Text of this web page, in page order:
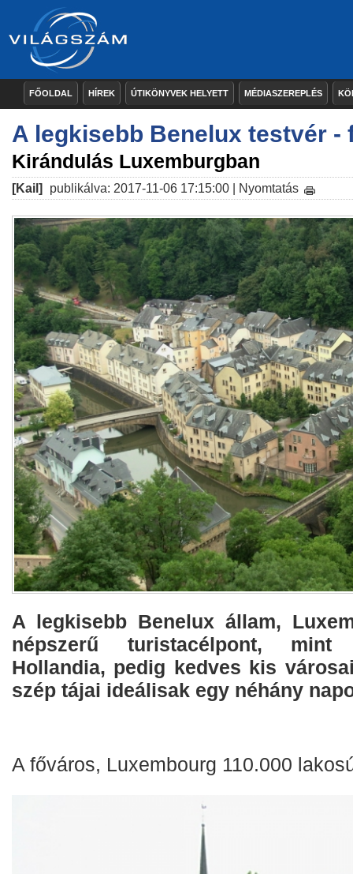
FŐOLDAL HÍREK ÚTIKÖNYVEK HELYETT MÉDIASZEREPLÉS
A legkisebb Benelux testvér -
Kirándulás Luxemburgban
[Kail] publikálva: 2017-11-06 17:15:00 | Nyomtatás
A legkisebb Benelux állam,
népszerű turistacélpont,
Hollandia, pedig kedves kis
szép tájai ideálisak egy néhány
A főváros, Luxembourg 110.000